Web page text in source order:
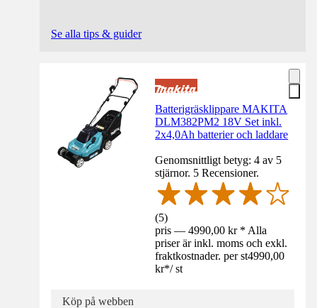
Se alla tips & guider
Batterigräsklippare MAKITA
DLM382PM2 18V Set inkl.
2x4,0Ah batterier och laddare
Genomsnittligt betyg: 4 av 5
stjärnor. 5 Recensioner.
(5)
pris — 4990,00 kr * Alla
priser är inkl. moms och exkl.
fraktkostnader. per st4990,00
kr*/ st
Köp på webben